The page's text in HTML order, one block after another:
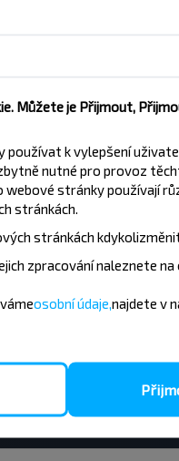
Můžete je Přijmout,
k vylepšení
nutné pro provoz
stránky používají
stránkách.
stránkách kdykoli
zpracování naleznete na
osobní údaje, najdete v